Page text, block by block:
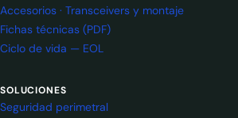
Accesorios · Transceivers y montaje
Fichas técnicas (PDF)
Ciclo de vida — EOL
SOLUCIONES
Seguridad perimetral